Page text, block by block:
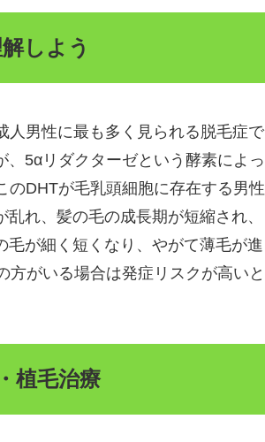
しよう
人男性に最も多く見られる脱毛症で
5αリダクターゼという酵素によっ
のDHTが毛乳頭細胞に存在する男性
れ、髪の毛の成長期が短縮され、
が細く短くなり、やがて薄毛が進
がいる場合は発症リスクが高いと
植毛治療